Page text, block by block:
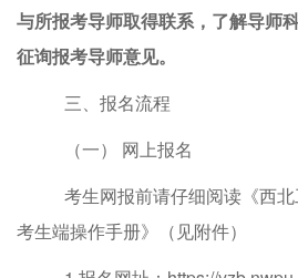
与所报考导师取得联系，了解导师
征询报考导师意见。
三、 报名流程
（一） 网上报名
考生网报前请仔细阅读《西
考生端操作手册》（见附件）